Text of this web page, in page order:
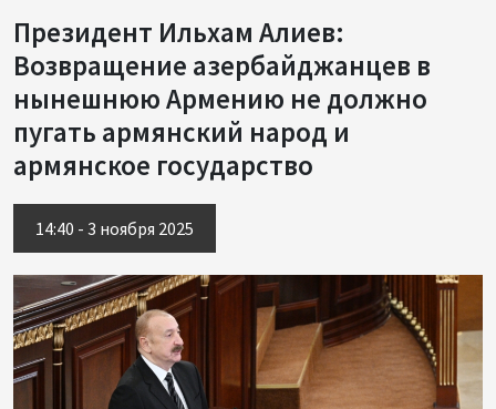
Президент Ильхам Алиев:
Возвращение азербайджанцев в
нынешнюю Армению не должно
пугать армянский народ и
армянское государство
14:40 - 3 ноября 2025